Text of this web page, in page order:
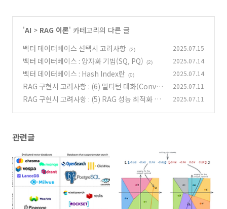
'AI > RAG 이론' 카테고리의 다른 글
벡터 데이터베이스 선택시 고려사항
(2) 2025.07.15
벡터 데이터베이스 : 양자화 기법(SQ, PQ) (2) 2025.07.14
벡터 데이터베이스 : Hash Index란 (0) 2025.07.14
RAG 구현시 고려사항 : (6) 멀티턴 대화(Conver
sationBufferMemory) (0)
2025.07.11
RAG 구현시 고려사항 : (5) RAG 성능 최적화 전
2025.07.11
관련글